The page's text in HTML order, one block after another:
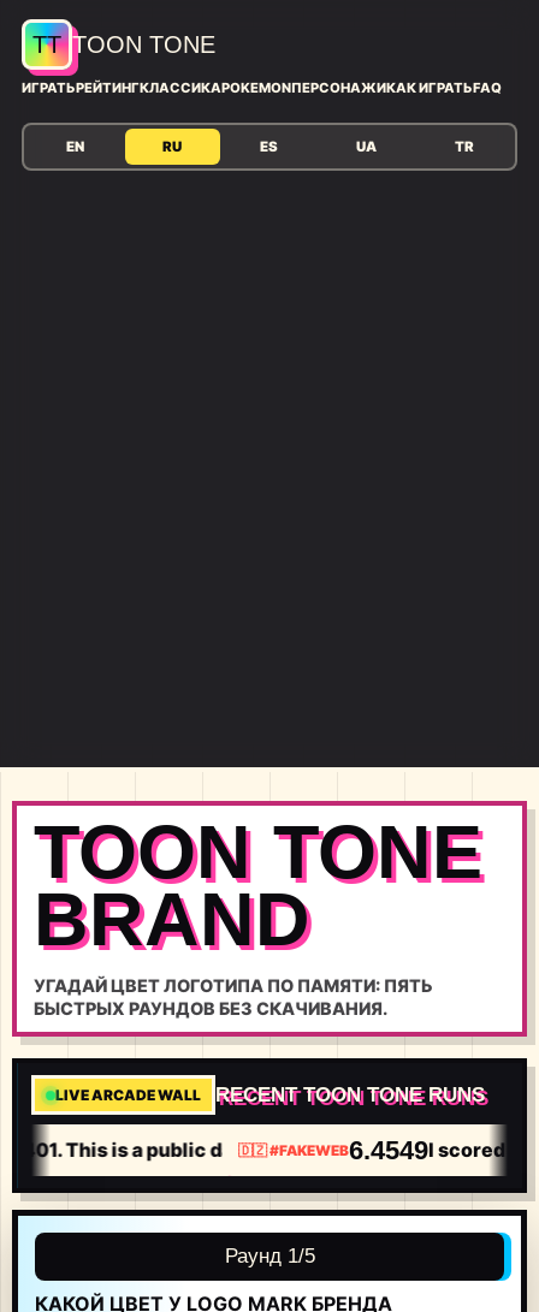
TT TOON TONE
ИГРАТЬРЕЙТИНГКЛАССИКАPOKEMONПЕРСОНАЖИКАК ИГРАТЬFAQ
EN RU ES UA TR
TOON TONE
BRAND
УГАДАЙ ЦВЕТ ЛОГОТИПА ПО ПАМЯТИ: ПЯТЬ
БЫСТРЫХ РАУНДОВ БЕЗ СКАЧИВАНИЯ.
LIVE ARCADE WALL RECENT TOON TONE RUNS
This is a public dare.16H
🇩🇿#FAKEWEB6.4549I scored
Раунд 1/5
КАКОЙ ЦВЕТ У LOGO MARK БРЕНДА